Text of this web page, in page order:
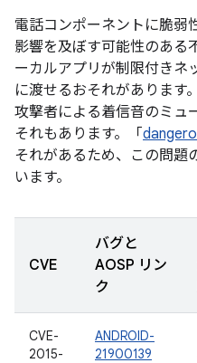
電話コンポーネントに脆弱
影響を及ぼす可能性のある
ーカルアプリが制限付きネ
に渡せるおそれがあります
攻撃者による着信音のミュ
それもあります。「
それがあるため、この問題
います。
CVE
バグと
AOSP リン
ク
CVE-
2015-
ANDROID-
21900139